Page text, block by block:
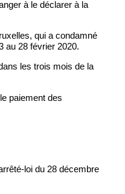
à le déclarer à la
qui a condamné
au 28 février 2020.
les trois mois de la
paiement des
loi du 28 décembre